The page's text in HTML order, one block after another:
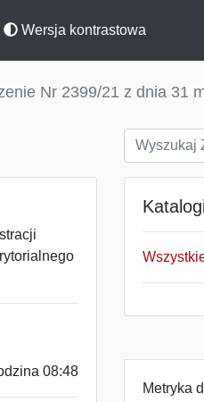
Wersja kontrastowa
Nr 2399/21 z dnia 31
08:48
Metryka